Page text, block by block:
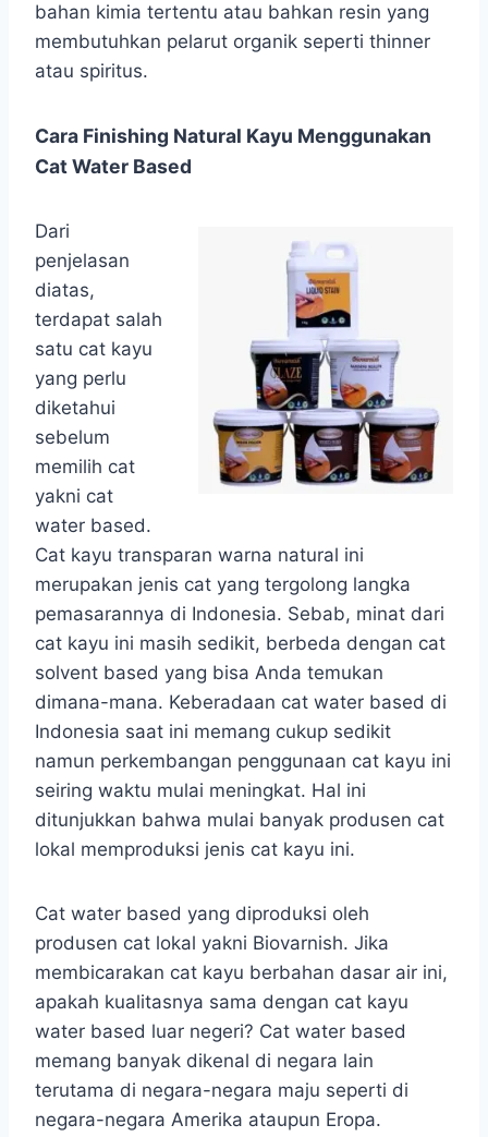
bahan kimia tertentu atau bahkan resin yang
membutuhkan pelarut organik seperti thinner
atau spiritus.
Cara Finishing Natural Kayu Menggunakan
Cat Water Based
Dari
penjelasan
diatas,
terdapat salah
satu cat kayu
yang perlu
diketahui
sebelum
memilih cat
yakni cat
water based.
Cat kayu transparan warna natural ini
merupakan jenis cat yang tergolong langka
pemasarannya di Indonesia. Sebab, minat dari
cat kayu ini masih sedikit, berbeda dengan cat
solvent based yang bisa Anda temukan
dimana-mana. Keberadaan cat water based di
Indonesia saat ini memang cukup sedikit
namun perkembangan penggunaan cat kayu ini
seiring waktu mulai meningkat. Hal ini
ditunjukkan bahwa mulai banyak produsen cat
lokal memproduksi jenis cat kayu ini.
Cat water based yang diproduksi oleh
produsen cat lokal yakni Biovarnish. Jika
membicarakan cat kayu berbahan dasar air ini,
apakah kualitasnya sama dengan cat kayu
water based luar negeri? Cat water based
memang banyak dikenal di negara lain
terutama di negara-negara maju seperti di
negara-negara Amerika ataupun Eropa.